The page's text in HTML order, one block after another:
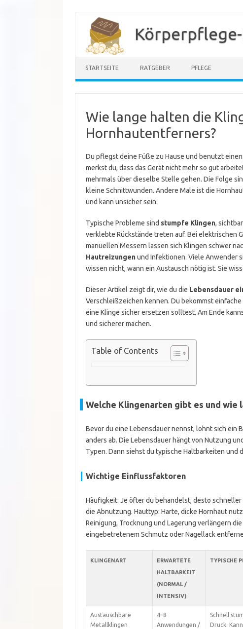
Inhalt
springen
STARTSEITE RATGEBER PFLEGE
Wie lange halten die
Hornhautentferners?
Du pflegst deine Füße zu Hause und benutzt
merkst du, dass das Gerät nicht mehr so gut
mehrmals über dieselbe Stelle gehen. Die Folge
kleine Schnittwunden. Andere Male ist die
und kann unsicher sein.
Typische Probleme sind stumpfe Klingen,
verklebte Rückstände treten auf. Bei elektrischen
manuellen Messern lassen sich Klingen schwer
Hautreizungenund Infektionen. Viele Anwender
wissen nicht, wann ein Austausch nötig ist. Sie
Dieser Artikel zeigt dir, wie du die Lebensdauer
Verschleißzeichen kennen. Du bekommst
eine Klinge sicher ersetzen solltest. Am Ende
und sicherer machen.
Table of Contents
Welche Klingenarten gibt es und wie
Bevor du eine Lebensdauer nennst, lohnt sich ein
anders ab. Die Lebensdauer hängt von Nutzung
Typen. Dann siehst du typische Haltbarkeiten und
Wichtige Einflussfaktoren
Häufigkeit: Je öfter du behandelst, desto
die Abnutzung. Hauttyp: Harte, dicke Hornhaut
Reinigung, Trocknung und Lagerung verlängern
eingebetretenem Schmutz oder Nagellack
KLINGENART
ERWARTETE
HALTBARKEIT
(NORMAL /
INTENSIV)
TYPISCHE
Austauschbare
Metallklingen
4–8
Anwendungen /
Schnell
Druck.